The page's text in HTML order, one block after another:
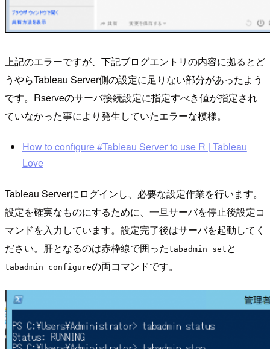
上記のエラーですが、下記ブログエントリの内容に拠るとど
うやらTableau Server側の設定に足りない部分があったよう
です。Rserveのサーバ接続設定に指定すべき値が指定され
ていなかった事により発生していたエラーな模様。
How to configure #Tableau Server to use R | Tableau
Love
Tableau Serverにログインし、必要な設定作業を行います。
設定を確実なものにするために、一旦サーバを停止後設定コ
マンドを入力しています。設定完了後はサーバを起動してく
ださい。肝となるのは赤枠線で囲ったtabadmin set と
tabadmin configureの両コマンドです。